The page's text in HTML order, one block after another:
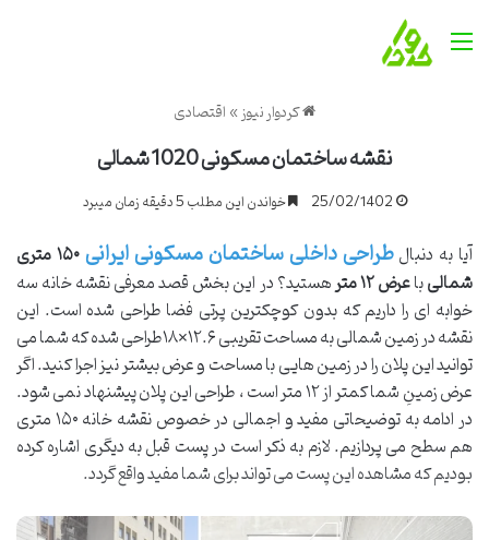
منو
کردوار نیوز»اقتصادی
نقشه ساختمان مسکونی 1020 شمالی
25/02/1402 خواندن این مطلب 5 دقیقه زمان میبرد
آیا به دنبالطراحی داخلی ساختمان مسکونی ایرانی
۱۵۰ متری
شمالیباعرض ۱۲ متر هستید؟ در این بخش قصد معرفی نقشه خانه سه
خوابه ای را داریم که بدون کوچکترین پرتی فضا طراحی شده است. این
نقشه در زمین شمالی به مساحت تقریبی ۱۲.۶×۱۸طراحی شده که شما می
توانید این پلان را در زمین هایی با مساحت و عرض بیشتر نیز اجرا کنید. اگر
عرض زمینِ شما کمتر از ۱۲ متر است ، طراحی این پلان پیشنهاد نمی شود.
در ادامه به توضیحاتی مفید و اجمالی در خصوص نقشه خانه ۱۵۰ متری
هم سطح می پردازیم. لازم به ذکر است در پست قبل به دیگری اشاره کرده
بودیم که مشاهده این پست می تواند برای شما مفید واقع گردد.